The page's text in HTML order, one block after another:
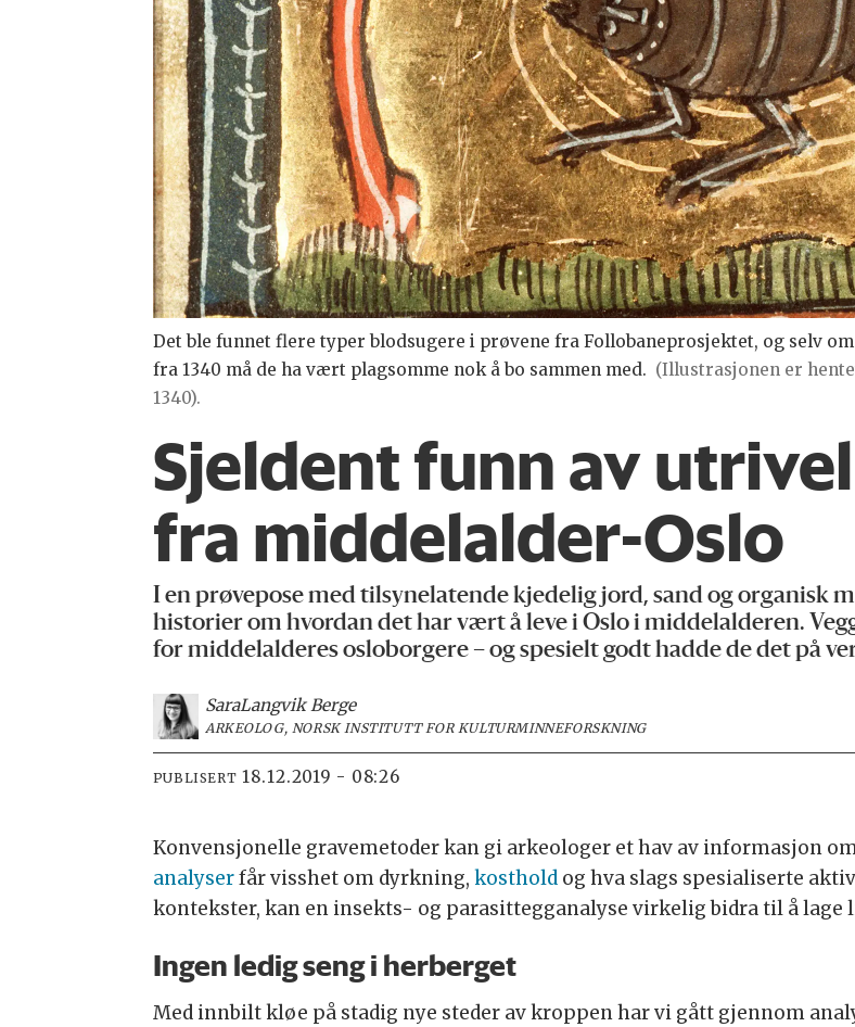
Det ble funnet flere typer blodsugere i prøvene fra Follobaneprosjektet, og selv
fra 1340 må de ha vært plagsomme nok å bo sammen med. (Illustrasjonen er
1340).
Sjeldent funn av
fra middelalder-Oslo
I en prøvepose med tilsynelatende kjedelig jord, sand og organisk
historier om hvordan det har vært å leve i Oslo i middelalderen.
for middelalderes osloborgere – og spesielt godt hadde de det på
SaraLangvik Berge
ARKEOLOG, NORSK INSTITUTT FOR KULTURMINNEFORSKNING
PUBLISERT 18.12.2019 - 08:26
Konvensjonelle gravemetoder kan gi arkeologer et hav av informasjon
analyserfår visshet om dyrkning, kostholdog hva slags spesialiserte
kontekster, kan en insekts- og parasittegganalyse virkelig bidra til å lage
Ingen ledig seng i herberget
Med innbilt kløe på stadig nye steder av kroppen har vi gått gjennom